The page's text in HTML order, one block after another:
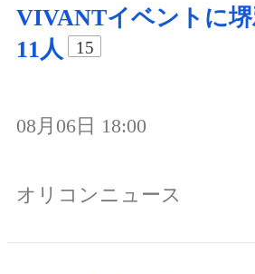
VIVANTイベントに堺
11人
15
08月06日 18:00
オリコンニュース